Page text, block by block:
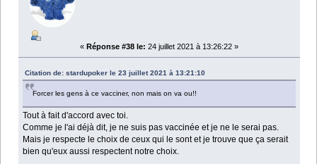
« Réponse #38 le: 24 juillet 2021 à 13:26:22 »
Citation de: stardupoker le 23 juillet 2021 à 13:21:10
Forcer les gens à ce vacciner, non mais on va ou!!
Tout à fait d'accord avec toi.
Comme je l'ai déjà dit, je ne suis pas vaccinée et je ne le serai pas.
Mais je respecte le choix de ceux qui le sont et je trouve que ça serait
bien qu'eux aussi respectent notre choix.